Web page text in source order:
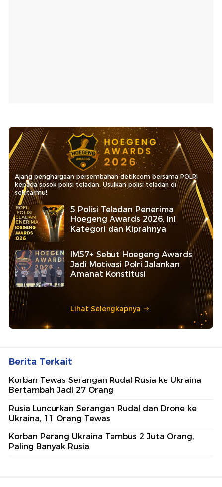
Ajang penghargaan persembahan detikcom bersama POLRI
kepada sosok polisi teladan. Usulkan polisi teladan di
sekitarmu!
5 Polisi Teladan Penerima
Hoegeng Awards 2026, Ini
Kategori dan Kiprahnya
IM57+ Sebut Hoegeng Awards
Jadi Motivasi Polri Jalankan
Amanat Konstitusi
Lihat Selengkapnya
Berita Terkait
Korban Tewas Serangan Rudal Rusia ke Ukraina
Bertambah Jadi 27 Orang
Rusia Luncurkan Serangan Rudal dan Drone ke
Ukraina, 11 Orang Tewas
Korban Perang Ukraina Tembus 2 Juta Orang,
Paling Banyak Rusia